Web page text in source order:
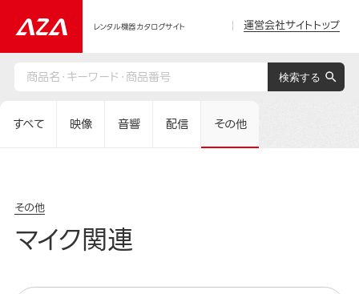
レンタル機器カタログサイト 運営会社サイトトップ
すべて 映像 音響 配信 その他
その他
マイク関連